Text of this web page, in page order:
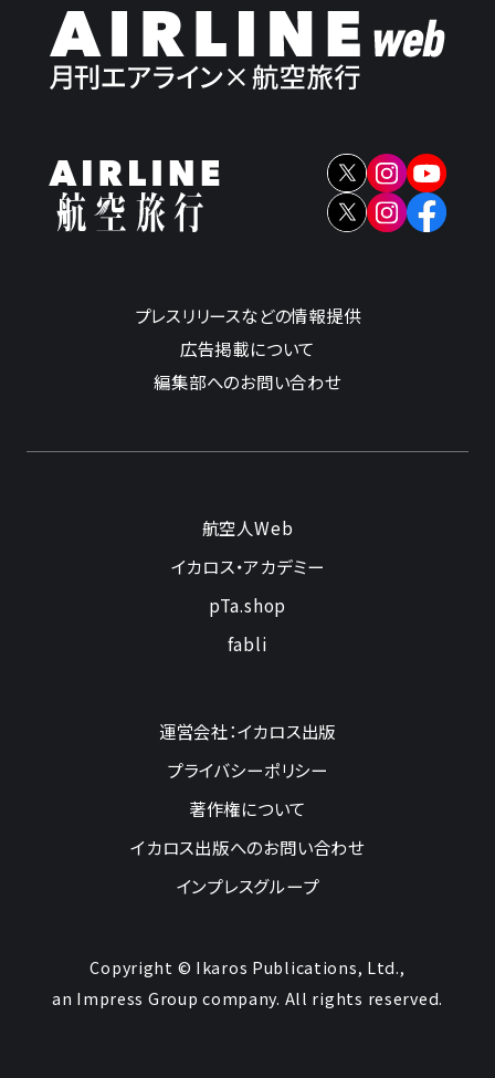
プレスリリースなどの情報提供
広告掲載について
編集部へのお問い合わせ
航空人Web
イカロス・アカデミー
pTa.shop
fabli
運営会社：イカロス出版
プライバシーポリシー
著作権について
イカロス出版へのお問い合わせ
インプレスグループ
Copyright © Ikaros Publications, Ltd.,
an Impress Group company. All rights reserved.